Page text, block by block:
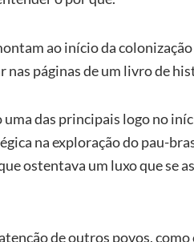
ao início da
nas páginas de um livro de
das principais logo no
na exploração do pau-
ostentava um luxo que se
de outros povos,